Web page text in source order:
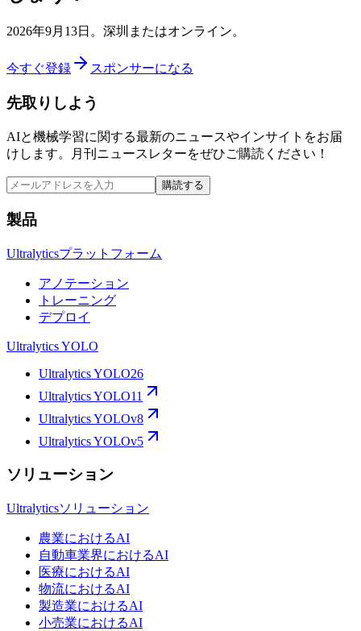
2026年9月13日。深圳またはオンライン。
今すぐ登録 スポンサーになる
先取りしよう
AIと機械学習に関する最新のニュースやインサイトをお届
けします。月刊ニュースレターをぜひご購読ください！
購読する
製品
Ultralyticsプラットフォーム
アノテーション
トレーニング
デプロイ
Ultralytics YOLO
Ultralytics YOLO26
Ultralytics YOLO11
Ultralytics YOLOv8
Ultralytics YOLOv5
ソリューション
Ultralyticsソリューション
農業におけるAI
自動車業界におけるAI
医療におけるAI
物流におけるAI
製造業におけるAI
小売業におけるAI